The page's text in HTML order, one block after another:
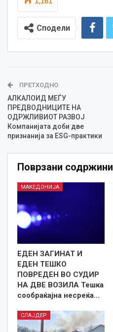
Сподели
ПРЕТХОДНО
АЛКАЛОИД MEЃУ
ПРЕДВОДНИЦИТЕ НА
ОДРЖЛИВИОТ РАЗВОЈ
Компанијата доби две
признанија за ESG-практики
Поврзани содржини
МАКЕДОНИЈА
ЕДЕН ЗАГИНАТ И
ЕДЕН ТЕШКО
ПОВРЕДЕН ВО СУДИР
НА ДВЕ ВОЗИЛА Тешка
сообраќајна несреќа…
СЛАЈДЕР